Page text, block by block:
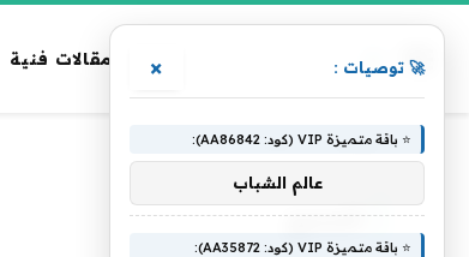
مقالات فنية
الرئيسية » للجميع
للجميع
🚀 توصيات : ×
⭐ باقة متميزة VIP (كود: AA86842):
عالم الشباب
⭐ باقة متميزة VIP (كود: AA35872):